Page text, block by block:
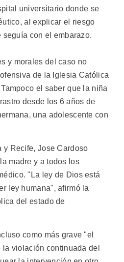
universitario donde se
al explicar el riesgo
con el embarazo.
y morales del caso no
de la Iglesia Católica
el saber que la niña
desde los 6 años de
una adolescente con
y Recife, Jose Cardoso
madre y a todos los
"La ley de Dios está
ley humana", afirmó la
del estado de
como más grave "el
violación continuada del